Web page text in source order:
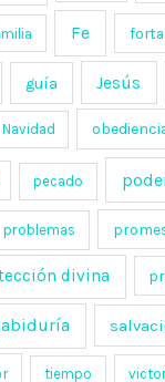
Fe
guía Jesús
Navidad
pecado
problemas
divina
tiempo